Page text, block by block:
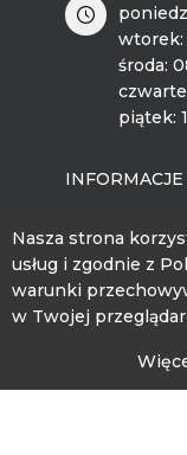
wtorek:
środa:
piątek:
ul.
89-526
Nasza strona
usług i zgodnie z
warunki
w Twojej